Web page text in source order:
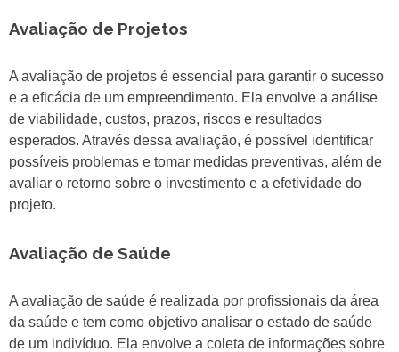
Avaliação de Projetos
A avaliação de projetos é essencial para garantir o sucesso
e a eficácia de um empreendimento. Ela envolve a análise
de viabilidade, custos, prazos, riscos e resultados
esperados. Através dessa avaliação, é possível identificar
possíveis problemas e tomar medidas preventivas, além de
avaliar o retorno sobre o investimento e a efetividade do
projeto.
Avaliação de Saúde
A avaliação de saúde é realizada por profissionais da área
da saúde e tem como objetivo analisar o estado de saúde
de um indivíduo. Ela envolve a coleta de informações sobre